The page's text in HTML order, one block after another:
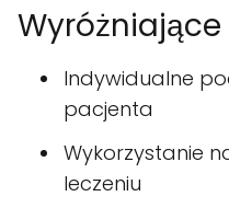
Indywidualne
pacjenta
Wykorzystanie
leczeniu